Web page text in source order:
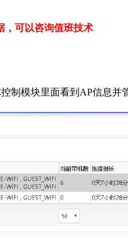
，可以咨询值班技术
制模块里面看到AP信息并